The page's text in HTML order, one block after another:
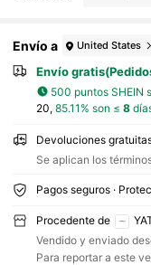
Envío a United States
Envío
500 puntos SHEIN
20, 85.11% son ≤ 8
Devoluciones
Se aplican los
Pagos seguros ·
Procedente de
Vendido y enviado
Para reportar a este